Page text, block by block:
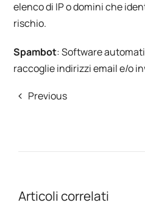
elenco di IP o domini che
rischio.
Spambot: Software
raccoglie indirizzi email e/o
Previous
Articoli correlati